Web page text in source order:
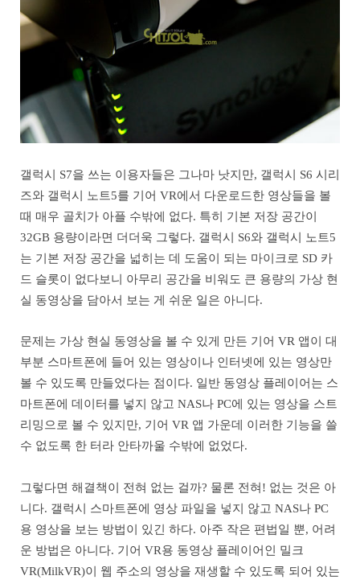
갤럭시 S7을 쓰는 이용자들은 그나마 낫지만, 갤럭시 S6 시리
즈와 갤럭시 노트5를 기어 VR에서 다운로드한 영상들을 볼
때 매우 골치가 아플 수밖에 없다. 특히 기본 저장 공간이
32GB 용량이라면 더더욱 그렇다. 갤럭시 S6와 갤럭시 노트5
는 기본 저장 공간을 넓히는 데 도움이 되는 마이크로 SD 카
드 슬롯이 없다보니 아무리 공간을 비워도 큰 용량의 가상 현
실 동영상을 담아서 보는 게 쉬운 일은 아니다.
문제는 가상 현실 동영상을 볼 수 있게 만든 기어 VR 앱이 대
부분 스마트폰에 들어 있는 영상이나 인터넷에 있는 영상만
볼 수 있도록 만들었다는 점이다. 일반 동영상 플레이어는 스
마트폰에 데이터를 넣지 않고 NAS나 PC에 있는 영상을 스트
리밍으로 볼 수 있지만, 기어 VR 앱 가운데 이러한 기능을 쓸
수 없도록 한 터라 안타까울 수밖에 없었다.
그렇다면 해결책이 전혀 없는 걸까? 물론 전혀! 없는 것은 아
니다. 갤럭시 스마트폰에 영상 파일을 넣지 않고 NAS나 PC
용 영상을 보는 방법이 있긴 하다. 아주 작은 편법일 뿐, 어려
운 방법은 아니다. 기어 VR용 동영상 플레이어인 밀크
VR(MilkVR)이 웹 주소의 영상을 재생할 수 있도록 되어 있는